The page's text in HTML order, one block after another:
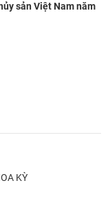
sản Việt Nam năm
KỲ